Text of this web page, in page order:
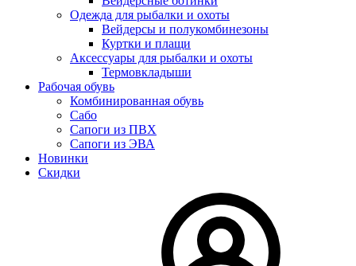
Одежда для рыбалки и охоты
Вейдерсы и полукомбинезоны
Куртки и плащи
Аксессуары для рыбалки и охоты
Термовкладыши
Рабочая обувь
Комбинированная обувь
Сабо
Сапоги из ПВХ
Сапоги из ЭВА
Новинки
Скидки